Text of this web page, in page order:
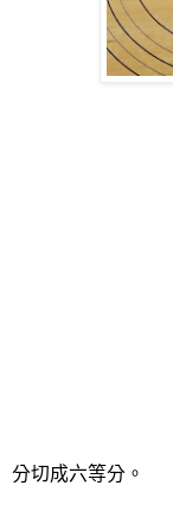
分切成六等分。